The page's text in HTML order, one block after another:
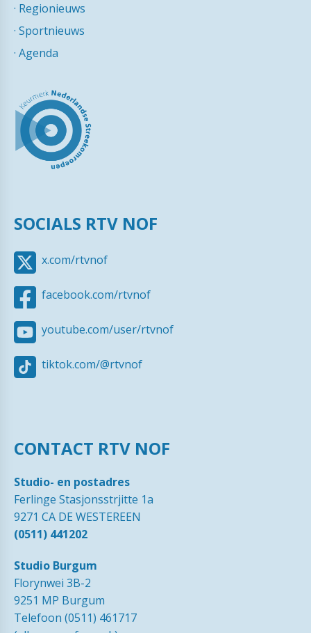
· Regionieuws
· Sportnieuws
· Agenda
SOCIALS RTV NOF
x.com/rtvnof
facebook.com/rtvnof
youtube.com/user/rtvnof
tiktok.com/@rtvnof
CONTACT RTV NOF
Studio- en postadres
Ferlinge Stasjonsstrjitte 1a
9271 CA DE WESTEREEN
(0511) 441202
Studio Burgum
Florynwei 3B-2
9251 MP Burgum
Telefoon (0511) 461717